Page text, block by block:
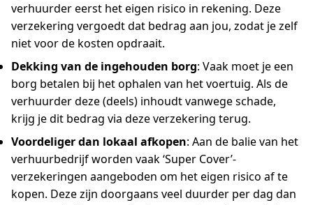
verhuurder eerst het eigen risico in rekening. Deze
verzekering vergoedt dat bedrag aan jou, zodat je zelf
niet voor de kosten opdraait.
Dekking van de ingehouden borg: Vaak moet je een
borg betalen bij het ophalen van het voertuig. Als de
verhuurder deze (deels) inhoudt vanwege schade,
krijg je dit bedrag via deze verzekering terug.
Voordeliger dan lokaal afkopen: Aan de balie van het
verhuurbedrijf worden vaak ‘Super Cover’-
verzekeringen aangeboden om het eigen risico af te
kopen. Deze zijn doorgaans veel duurder per dag dan